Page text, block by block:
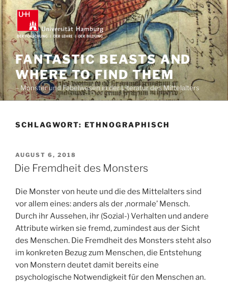
Zum
Inhalt
springen
FANTASTIC BEASTS AND
WHERE TO FIND THEM
– Monster und Fabelwesen in der Literatur des Mittelalters
SCHLAGWORT: ETHNOGRAPHISCH
VERÖFFENTLICHT
AM
AUGUST 6, 2018
Die Fremdheit des Monsters
Die Monster von heute und die des Mittelalters sind
vor allem eines: anders als der ‚normale’ Mensch.
Durch ihr Aussehen, ihr (Sozial-) Verhalten und andere
Attribute wirken sie fremd, zumindest aus der Sicht
des Menschen. Die Fremdheit des Monsters steht also
im konkreten Bezug zum Menschen, die Entstehung
von Monstern deutet damit bereits eine
psychologische Notwendigkeit für den Menschen an.